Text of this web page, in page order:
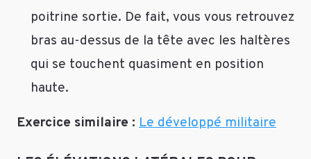
poitrine sortie. De fait, vous vous retrouvez
bras au-dessus de la tête avec les haltères
qui se touchent quasiment en position
haute.
Exercice similaire : Le développé militaire